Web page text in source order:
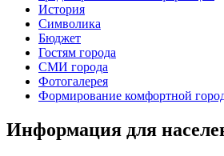
История
Символика
Бюджет
Гостям города
СМИ города
Фотогалерея
Формирование комфортной
Информация для